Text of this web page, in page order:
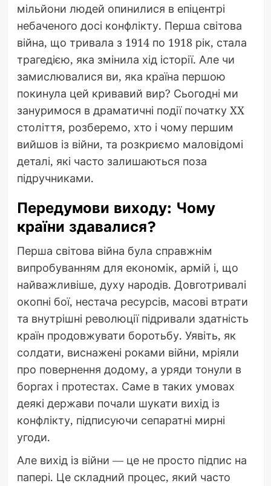
мільйони людей опинилися в епіцентрі
небаченого досі конфлікту. Перша світова
війна, що тривала з 1914 по 1918 рік, стала
трагедією, яка змінила хід історії. Але чи
замислювалися ви, яка країна першою
покинула цей кривавий вир? Сьогодні ми
зануримося в драматичні події початку XX
століття, розберемо, хто і чому першим
вийшов із війни, та розкриємо маловідомі
деталі, які часто залишаються поза
підручниками.
Передумови виходу: Чому
країни здавалися?
Перша світова війна була справжнім
випробуванням для економік, армій і, що
найважливіше, духу народів. Довготривалі
окопні бої, нестача ресурсів, масові втрати
та внутрішні революції підривали здатність
країн продовжувати боротьбу. Уявіть, як
солдати, виснажені роками війни, мріяли
про повернення додому, а уряди тонули в
боргах і протестах. Саме в таких умовах
деякі держави почали шукати вихід із
конфлікту, підписуючи сепаратні мирні
угоди.
Але вихід із війни — це не просто підпис на
папері. Це складний процес, який часто